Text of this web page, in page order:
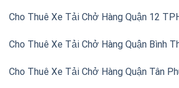
Cho Thuê Xe Tải Chở Hàng Quận 12
Cho Thuê Xe Tải Chở Hàng Quận Bình
Cho Thuê Xe Tải Chở Hàng Quận Tân